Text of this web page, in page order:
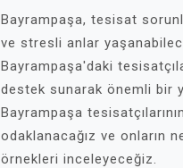
Bayrampaşa, tesisat
ve stresli anlar
Bayrampaşa'daki
destek sunarak önemli bir
Bayrampaşa
odaklanacağız ve onların
örnekleri inceleyeceğiz.